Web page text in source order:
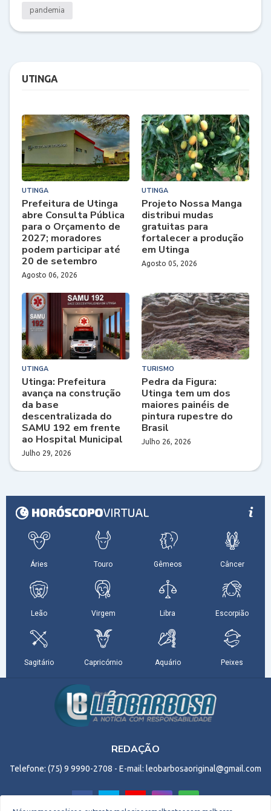
pandemia
UTINGA
UTINGA
Prefeitura de Utinga
abre Consulta Pública
para o Orçamento de
2027; moradores
podem participar até
20 de setembro
Agosto 06, 2026
UTINGA
Projeto Nossa Manga
distribui mudas
gratuitas para
fortalecer a produção
em Utinga
Agosto 05, 2026
UTINGA
Utinga: Prefeitura
avança na construção
da base
descentralizada do
SAMU 192 em frente
ao Hospital Municipal
Julho 29, 2026
TURISMO
Pedra da Figura:
Utinga tem um dos
maiores painéis de
pintura rupestre do
Brasil
Julho 26, 2026
REDAÇÃO
Telefone: (75) 9 9990-2708 - E-mail: leobarbosaoriginal@gmail.com